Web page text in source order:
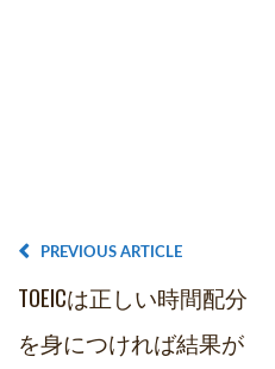
PREVIOUS ARTICLE
TOEICは正しい時間配分
を身につければ結果が